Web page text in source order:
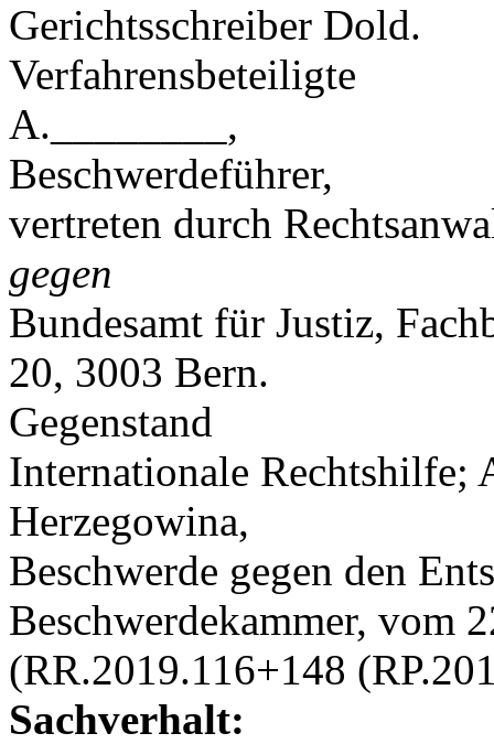
Gerichtsschreiber Dold.
Verfahrensbeteiligte
A.________,
Beschwerdeführer,
vertreten durch
gegen
Bundesamt für Justiz,
20, 3003 Bern.
Gegenstand
Internationale Rechtshilfe;
Herzegowina,
Beschwerde gegen den
Beschwerdekammer, vom
(RR.2019.116+148
Sachverhalt: